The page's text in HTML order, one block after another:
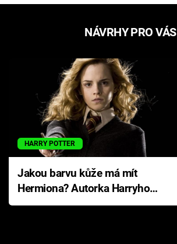
NÁVRHY PRO VÁS
HARRY POTTER
Jakou barvu kůže má mít
Hermiona? Autorka Harryho
Pottera přišla s ráznou